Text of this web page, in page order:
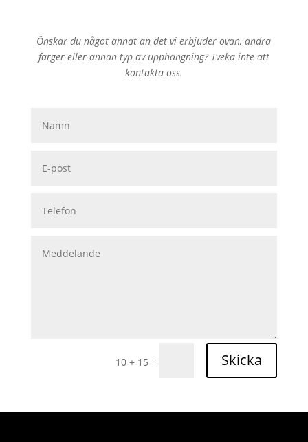
Önskar du något annat än det vi erbjuder ovan, andra
färger eller annan typ av upphängning? Tveka inte att
kontakta oss.
10 + 15 = Skicka